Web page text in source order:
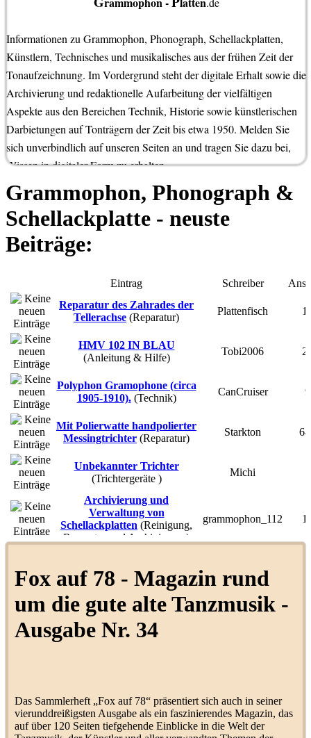
Informationen zu Grammophon, Phonograph, Schellackplatten,
Künstlern, Technisches und musikalisches aus der frühen Zeit der
Tonaufzeichnung. Im Vordergrund steht der digitale Erhalt sowie die
Archivierung und redaktionelle Aufarbeitung der vielfältigen
Aspekte aus den Bereichen Technik, Historie sowie künstlerischen
Darbietungen auf Tonträgern der Zeit bis etwa 1950. Melden Sie
sich unverbindlich auf unseren Seiten an und tragen Sie dazu bei,
Wissen in digitaler Form zu erhalten.
Grammophon, Phonograph &
Schellackplatte - neuste
Beiträge:
Eintrag Schreiber
Reparatur des Zahrades der
Tellerachse (Reparatur)
Plattenfisch
HMV 102 IN BLAU
(Anleitung & Hilfe)
Tobi2006
Polyphon Gramophone (circa
1905-1910). (Technik)
CanCruiser
Mit Polierwatte handpolierter
Messingtrichter (Reparatur)
Starkton
Unbekannter Trichter
(Trichtergeräte )
Michi
Archivierung und
Verwaltung von
Schellackplatten (Reinigung,
Reparatur und Archivierung )
grammophon_112
Schweden
Labels S-T)
Columbia 201? Riss im
Tonarm ( Koffergeräte und
Spielzeuggrammophon
Grammophon-Mini
Friedrich Kark - Karkoff
Orchester
Trichtergeräte)
Homocord Nachtrag -
September 1929
LoopingLoui
Fox auf 78 - Magazin rund
um die gute alte Tanzmusik -
Ausgabe Nr. 34
Das Sammlerheft „Fox auf 78“ präsentiert sich auch in seiner
vierunddreißigsten Ausgabe als ein faszinierendes Magazin, das
auf über 120 Seiten tiefgehende Einblicke in die Welt der